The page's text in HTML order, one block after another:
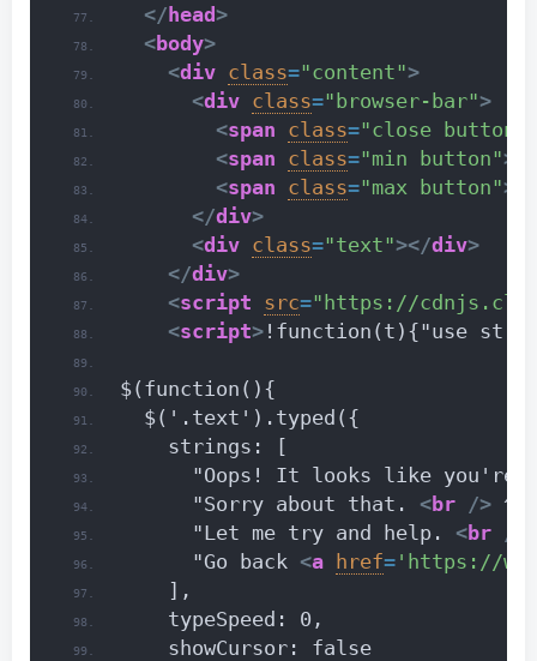
</head>
<body>
<div class="content">
<div class="browser-bar">
<span class="close button"
<span class="min button">
<span class="max button">
</div>
<div class="text"></div>
</div>
<script src="https://
<script> !function(t){"use
$(function(){
  $('.text').typed({
    strings: [
"Oops! It looks like you're
      "Sorry about that.
<br />
      "Let me try and help.
<br />
      "Go back
<a href= 'https://
    ],
    typeSpeed: 0,
    showCursor: false